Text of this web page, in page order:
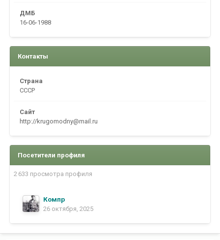
ДМБ
16-06-1988
Контакты
Страна
CCCP
Сайт
http://krugomodny@mail.ru
Посетители профиля
2 633 просмотра профиля
Компр
26 октября, 2025